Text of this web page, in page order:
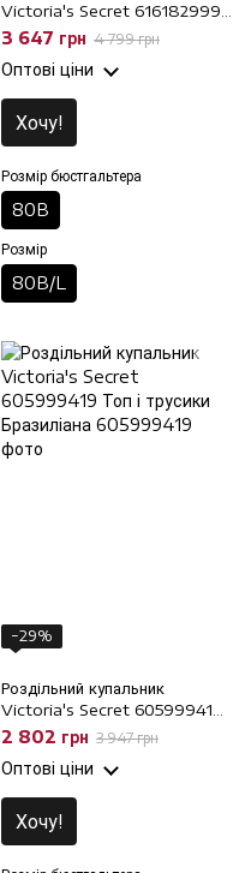
Victoria's Secret 616182999
Топ і трусики Бразиліана,
80B/L, 80B
3 647 грн 4 799 грн
Оптові ціни
Хочу!
Розмір бюстгальтера
80B
Розмір
80B/L
−29%
Роздільний купальник
Victoria's Secret 605999419
Топ і трусики Бразиліана, XS-
2 802 грн 3 947 грн
Оптові ціни
Хочу!